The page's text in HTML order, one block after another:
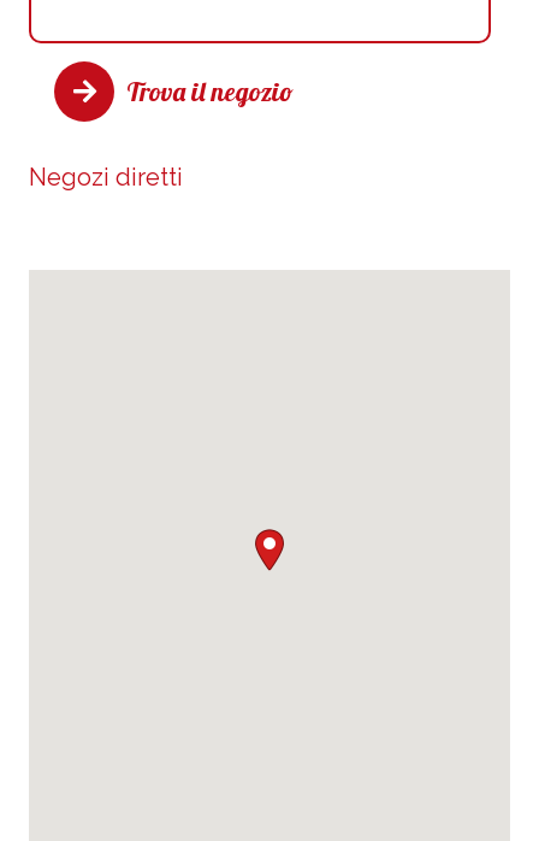
Trova il negozio
Negozi diretti